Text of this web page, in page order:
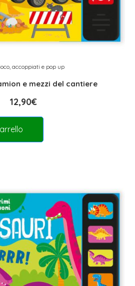
accoppiati e pop up
e mezzi del cantiere
12,90€